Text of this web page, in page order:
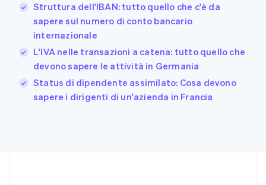
Struttura dell'IBAN: tutto quello che c'è da
sapere sul numero di conto bancario
internazionale
L'IVA nelle transazioni a catena: tutto quello che
devono sapere le attività in Germania
Status di dipendente assimilato: Cosa devono
sapere i dirigenti di un'azienda in Francia
Giappone
日本語English
Gibilterra
Grecia
English
India
Irlanda